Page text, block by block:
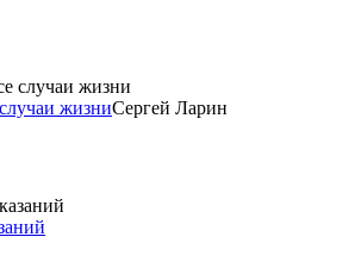
жизниСергей Ларин